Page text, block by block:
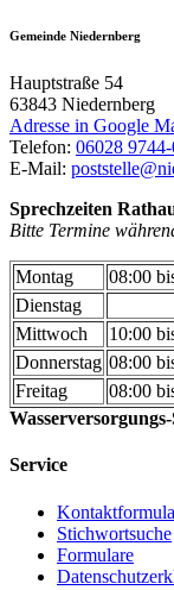
Gemeinde Niedernberg
Hauptstraße 54
63843 Niedernberg
Adresse in Google
Telefon: 06028
E-Mail:
Sprechzeiten
Bitte Termine
Montag
08:00
Dienstag
Mittwoch
10:00
Donnerstag 08:00
Freitag
08:00
Service
Stichwortsuche
Formulare